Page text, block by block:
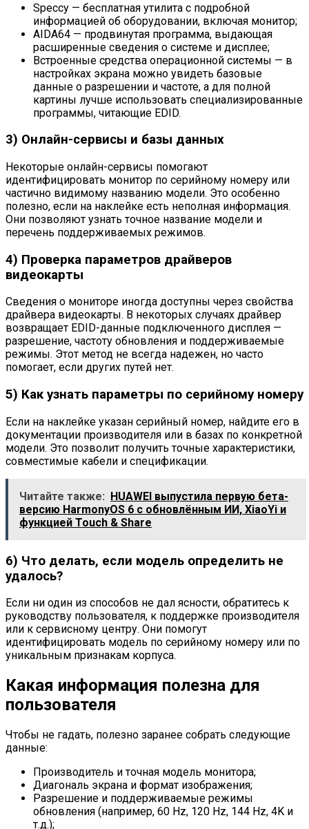
Speccy — бесплатная утилита с подробной
информацией об оборудовании, включая монитор;
AIDA64 — продвинутая программа, выдающая
расширенные сведения о системе и дисплее;
Встроенные средства операционной системы — в
настройках экрана можно увидеть базовые
данные о разрешении и частоте, а для полной
картины лучше использовать специализированные
программы, читающие EDID.
3) Онлайн-сервисы и базы данных
Некоторые онлайн-сервисы помогают
идентифицировать монитор по серийному номеру или
частично видимому названию модели. Это особенно
полезно, если на наклейке есть неполная информация.
Они позволяют узнать точное название модели и
перечень поддерживаемых режимов.
4) Проверка параметров драйверов
видеокарты
Сведения о мониторе иногда доступны через свойства
драйвера видеокарты. В некоторых случаях драйвер
возвращает EDID-данные подключенного дисплея —
разрешение, частоту обновления и поддерживаемые
режимы. Этот метод не всегда надежен, но часто
помогает, если других путей нет.
5) Как узнать параметры по серийному номеру
Если на наклейке указан серийный номер, найдите его в
документации производителя или в базах по конкретной
модели. Это позволит получить точные характеристики,
совместимые кабели и спецификации.
Читайте также: HUAWEI выпустила первую бета-
версию HarmonyOS 6 с обновлённым ИИ, XiaoYi и
функцией Touch & Share
6) Что делать, если модель определить не
удалось?
Если ни один из способов не дал ясности, обратитесь к
руководству пользователя, к поддержке производителя
или к сервисному центру. Они помогут
идентифицировать модель по серийному номеру или по
уникальным признакам корпуса.
Какая информация полезна для
пользователя
Чтобы не гадать, полезно заранее собрать следующие
данные:
Производитель и точная модель монитора;
Диагональ экрана и формат изображения;
Разрешение и поддерживаемые режимы
обновления (например, 60 Hz, 120 Hz, 144 Hz, 4K и
т.д.);